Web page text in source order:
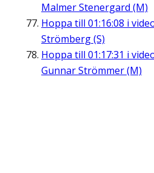
Malmer Stenergard (M)
Hoppa till 01:16:08 i
Strömberg (S)
Hoppa till 01:17:31 i
Gunnar Strömmer (M)